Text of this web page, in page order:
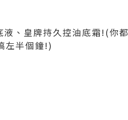
、皇牌持久控油底霜!(你都
左半個鐘!)